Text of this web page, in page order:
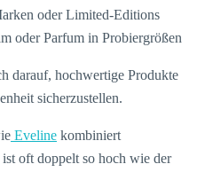
oder Limited-Editions
oder Parfum in Probiergrößen
darauf, hochwertige Produkte
sicherzustellen.
Eveline kombiniert
oft doppelt so hoch wie der